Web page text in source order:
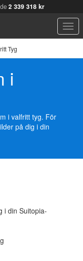
2 339 318 kr
Tyg
i
i valfritt tyg. För
på dig i din
i din Suitopia-